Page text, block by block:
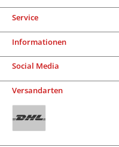
Service
Informationen
Social Media
Versandarten